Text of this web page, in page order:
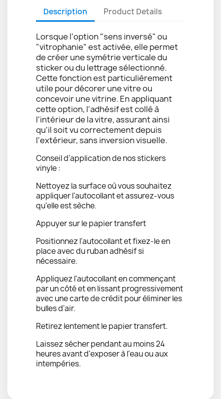
Description Product Details
Lorsque l'option "sens inversé" ou
"vitrophanie" est activée, elle permet
de créer une symétrie verticale du
sticker ou du lettrage sélectionné.
Cette fonction est particulièrement
utile pour décorer une vitre ou
concevoir une vitrine. En appliquant
cette option, l'adhésif est collé à
l'intérieur de la vitre, assurant ainsi
qu'il soit vu correctement depuis
l'extérieur, sans inversion visuelle.
Conseil d’application de nos stickers
vinyle :
Nettoyez la surface où vous souhaitez
appliquer l'autocollant et assurez-vous
qu'elle est sèche.
Appuyer sur le papier transfert
Positionnez l'autocollant et fixez-le en
place avec du ruban adhésif si
nécessaire.
Appliquez l'autocollant en commençant
par un côté et en lissant progressivement
avec une carte de crédit pour éliminer les
bulles d'air.
Retirez lentement le papier transfert.
Laissez sécher pendant au moins 24
heures avant d'exposer à l'eau ou aux
intempéries.